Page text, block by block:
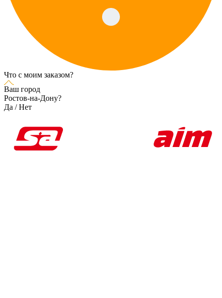
Что с моим заказом?
Ваш город
Ростов-на-Дону?
Да /Нет